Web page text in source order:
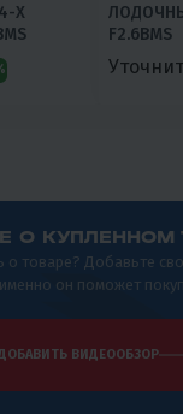
Х
F2.6BMS
О КУПЛЕННОМ
о товаре? Добавьте
он поможет
ВИДЕООБЗОР